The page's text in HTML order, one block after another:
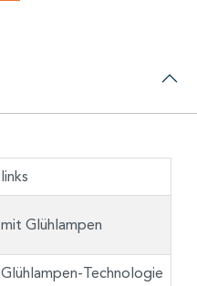
links
mit Glühlampen
Glühlampen-Technologie